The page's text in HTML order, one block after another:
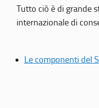
Tutto ciò è di grande
internazionale di
Le componenti del